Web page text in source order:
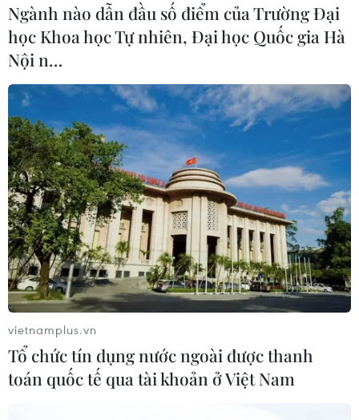
TIN CÙNG CHUYÊN MỤC
Ngành nào dẫn đầu số điểm của Trường Đại
học Khoa học Tự nhiên, Đại học Quốc gia Hà
Nội n…
vietnamplus.vn
Tổ chức tín dụng nước ngoài được thanh
toán quốc tế qua tài khoản ở Việt Nam